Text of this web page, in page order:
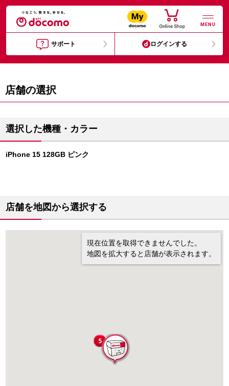
MENU
サポート ログインする
店舗の選択
選択した機種・カラー
iPhone 15 128GB ピンク
店舗を地図から選択する
現在位置を取得できませんでした。
地図を拡大すると店舗が表示されます。